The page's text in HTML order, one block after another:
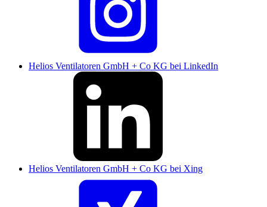
Helios Ventilatoren GmbH + Co KG bei LinkedIn
Helios Ventilatoren GmbH + Co KG bei Xing